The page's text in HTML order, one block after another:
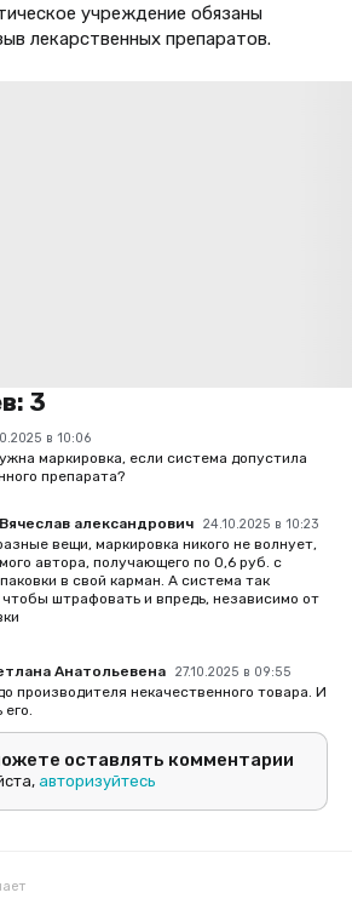
учреждение обязаны
лекарственных препаратов.
3
в 10:06
маркировка, если система допустила
препарата?
александрович 24.10.2025 в 10:23
вещи, маркировка никого не волнует,
автора, получающего по 0,6 руб. с
в свой карман. А система так
чтобы штрафовать и впредь, независимо от
Анатольевена 27.10.2025 в 09:55
производителя некачественного товара. И
оставлять комментарии
авторизуйтесь